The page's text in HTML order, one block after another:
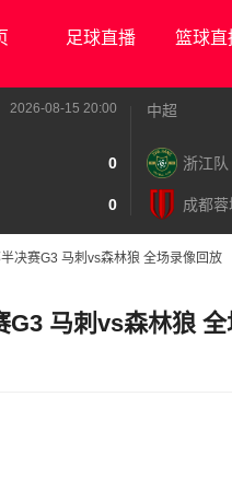
足球直播 篮球直
2026-08-15 20:00
0
0
中超
浙江队
成都蓉
决赛G3 马刺vs森林狼 全场录像回放
马刺vs森林狼